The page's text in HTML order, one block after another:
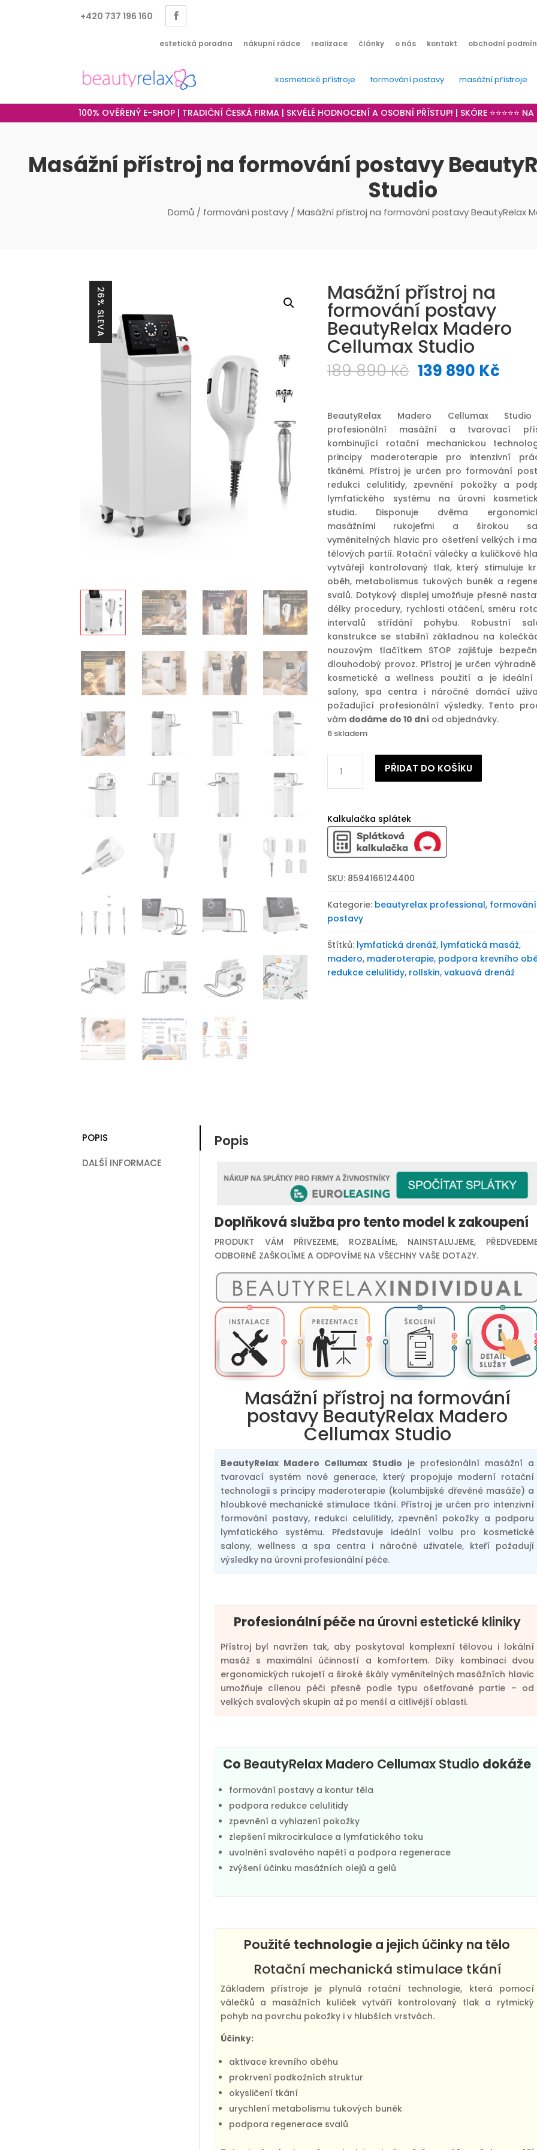
+420 737 196 160
estetická poradna nákupní rádce realizace články o nás kontakt obchodní
kosmetické přístroje formování postavy masážní přístroje
100% OVĚŘENÝ E-SHOP | TRADIČNÍ ČESKÁ FIRMA | SKVĚLÉ HODNOCENÍ A OSOBNÍ PŘÍSTUP! | SKÓRE ⭐⭐⭐⭐⭐
Masážní přístroj na formování postavy
Studio
Domů / formování postavy / Masážní přístroj na formování postavy BeautyRelax
26% SLEVA Masážní přístroj na
formování postavy
BeautyRelax Madero
Cellumax Studio
189 890Kč Původní
189
890 Kč.
139 890 Kč
139
890
BeautyRelax Madero Cellumax
profesionální masážní a tvarovací
kombinující rotační mechanickou
principy maderoterapie pro intenzivní
tkáněmi. Přístroj je určen pro formování
redukci celulitidy, zpevnění pokožky a
lymfatického systému na úrovni
studia. Disponuje dvěma
masážními rukojeťmi a širokou
vyměnitelných hlavic pro ošetření velkých i
tělových partií. Rotační válečky a kuličkové
vytvářejí kontrolovaný tlak, který stimuluje
oběh, metabolismus tukových buněk a
svalů. Dotykový displej umožňuje přesné
délky procedury, rychlosti otáčení, směru
intervalů střídání pohybu. Robustní
konstrukce se stabilní základnou na
nouzovým tlačítkem STOP zajišťuje
dlouhodobý provoz. Přístroj je určen
kosmetické a wellness použití a je
salony, spa centra i náročné domácí
požadující profesionální výsledky. Tento
vám dodáme do 10 dní od objednávky.
6 skladem
přístroj
na
postavy
BeautyRelax
Madero
Cellumax
množství
PŘIDAT DO KOŠÍKU
Kalkulačka splátek
SKU: 8594166124400
Kategorie: beautyrelax professional, formování
postavy
Štítků: lymfatická drenáž, lymfatická masáž,
madero, maderoterapie, podpora krevního
redukce celulitidy, rollskin,vakuová drenáž
POPIS
DALŠÍ INFORMACE
Popis
Doplňková služba pro tento model k zakoupení
PRODUKT VÁM PŘIVEZEME, ROZBALÍME, NAINSTALUJEME,
ODBORNĚ ZAŠKOLÍME A ODPOVÍME NA VŠECHNY VAŠE DOTAZY.
Masážní přístroj na formování
postavy BeautyRelax Madero
Cellumax Studio
BeautyRelax Madero Cellumax Studio je profesionální masážní a
tvarovací systém nové generace, který propojuje moderní rotační
technologii s principy maderoterapie (kolumbijské dřevěné masáže) a
hloubkové mechanické stimulace tkání. Přístroj je určen pro intenzivní
formování postavy, redukci celulitidy, zpevnění pokožky a podporu
lymfatického systému. Představuje ideální volbu pro kosmetické
salony, wellness a spa centra i náročné uživatele, kteří požadují
výsledky na úrovni profesionální péče.
Profesionální péčena úrovni estetické kliniky
Přístroj byl navržen tak, aby poskytoval komplexní tělovou i lokální
masáž s maximální účinností a komfortem. Díky kombinaci dvou
ergonomických rukojetí a široké škály vyměnitelných masážních hlavic
umožňuje cílenou péči přesně podle typu ošetřované partie – od
velkých svalových skupin až po menší a citlivější oblasti.
Co BeautyRelax Madero Cellumax Studio dokáže
formování postavy a kontur těla
podpora redukce celulitidy
zpevnění a vyhlazení pokožky
zlepšení mikrocirkulace a lymfatického toku
uvolnění svalového napětí a podpora regenerace
zvýšení účinku masážních olejů a gelů
Použité technologie a jejich účinky na tělo
Rotační mechanická stimulace tkání
Základem přístroje je plynulá rotační technologie, která pomocí
válečků a masážních kuliček vytváří kontrolovaný tlak a rytmický
pohyb na povrchu pokožky i v hlubších vrstvách.
Účinky:
aktivace krevního oběhu
prokrvení podkožních struktur
okysličení tkání
urychlení metabolismu tukových buněk
podpora regenerace svalů